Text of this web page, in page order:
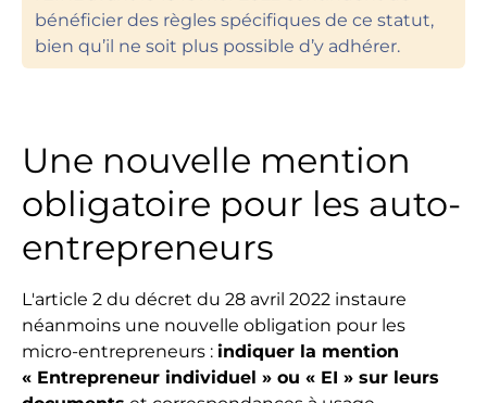
bénéficier des règles spécifiques de ce statut,
bien qu’il ne soit plus possible d’y adhérer.
Une nouvelle mention
obligatoire pour les auto-
entrepreneurs
L'article 2 du décret du 28 avril 2022 instaure
néanmoins une nouvelle obligation pour les
micro-entrepreneurs : indiquer la mention
« Entrepreneur individuel » ou « EI » sur leurs